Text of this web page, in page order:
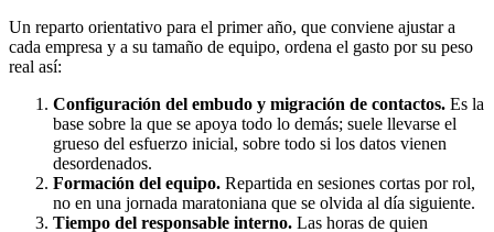
Un reparto orientativo para el primer año, que conviene ajustar a
cada empresa y a su tamaño de equipo, ordena el gasto por su peso
real así:
Configuración del embudo y migración de contactos. Es la
base sobre la que se apoya todo lo demás; suele llevarse el
grueso del esfuerzo inicial, sobre todo si los datos vienen
desordenados.
Formación del equipo. Repartida en sesiones cortas por rol,
no en una jornada maratoniana que se olvida al día siguiente.
Tiempo del responsable interno. Las horas de quien